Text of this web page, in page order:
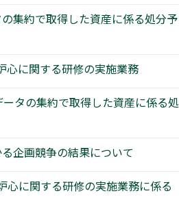
集約で取得した資産に係る処分予
心に関する研修の実施業務
タの集約で取得した資産に係る処
企画競争の結果について
に関する研修の実施業務に係る